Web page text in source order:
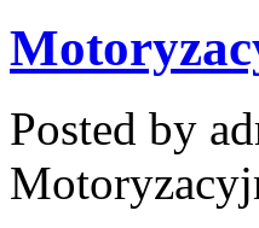
Posted by